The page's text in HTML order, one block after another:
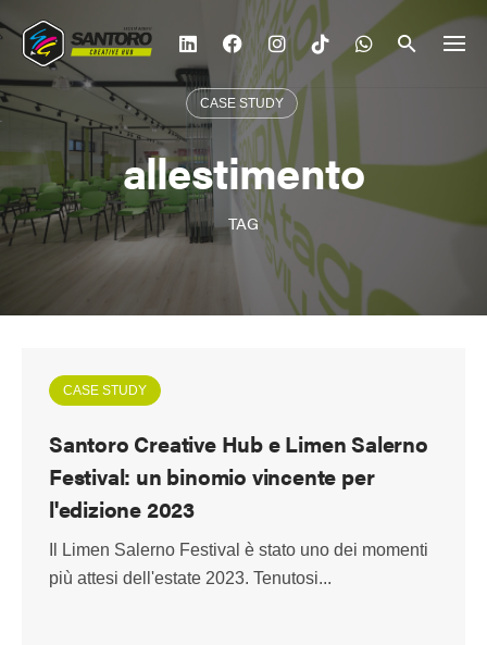
al
contenuto
CASE STUDY
allestimento
TAG
CASE STUDY
Santoro Creative Hub e Limen Salerno
Festival: un binomio vincente per
l'edizione 2023
Il Limen Salerno Festival è stato uno dei momenti
più attesi dell'estate 2023. Tenutosi...